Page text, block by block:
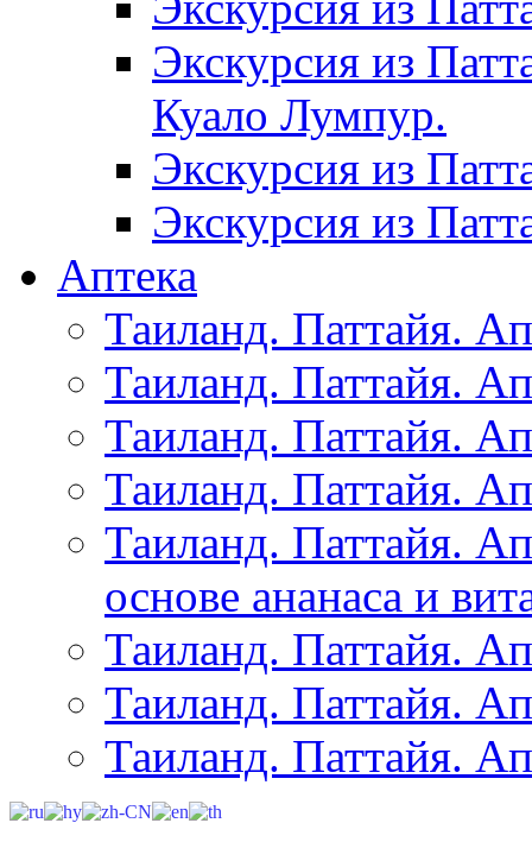
Экскурсия из
Куало Лумпур.
Экскурсия из
Экскурсия из
Аптека
Таиланд. Паттайя.
Таиланд. Паттайя.
Таиланд. Паттайя.
Таиланд. Паттайя.
Таиланд. Паттайя.
основе ананаса и
Таиланд. Паттайя.
Таиланд. Паттайя.
Таиланд. Паттайя.